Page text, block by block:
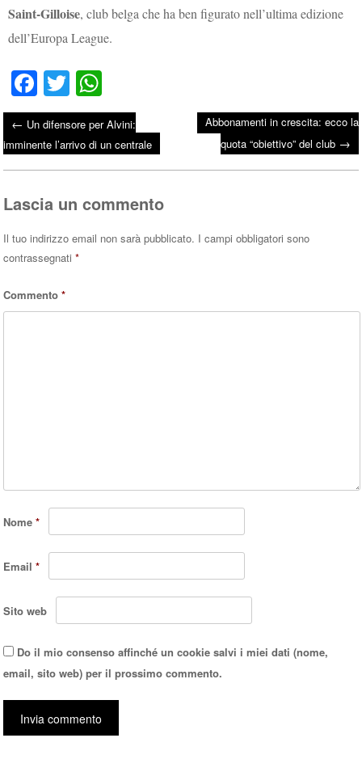
Saint-Gilloise, club belga che ha ben figurato nell’ultima edizione
dell’Europa League.
Fa
ce
bo
ok
T
wi
tte
r
ha
ts
A
Post navigation
← Un difensore per Alvini:
imminente l’arrivo di un centrale
Abbonamenti in crescita: ecco la
quota “obiettivo” del club →
Lascia un commento
Il tuo indirizzo email non sarà pubblicato. I campi obbligatori sono
contrassegnati*
Commento*
Nome*
Email*
Sito web
Do il mio consenso affinché un cookie salvi i miei dati (nome,
email, sito web) per il prossimo commento.